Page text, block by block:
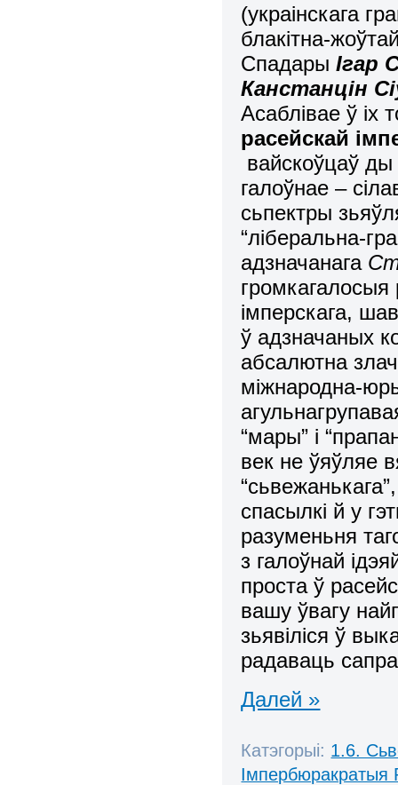
(украінскага
блакітна-
Спадары Ігар
Канстанцін
Асаблівае ў іх
расейскай
вайскоўцаў
галоўнае –
сьпектры
“ліберальна-
адзначанага
громкагалосыя
імперскага,
ў адзначаных
абсалютна
міжнародна-
“мары” і
век не ўяўляе
спасылкі й у
разуменьня
з галоўнай
проста ў
вашу ўвагу
зьявіліся ў
радаваць
Далей »
Катэгорыі: 1.6.
Імпербюракратыя